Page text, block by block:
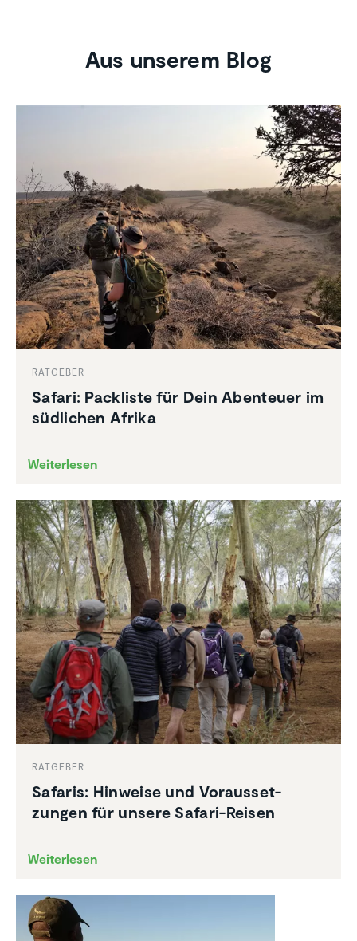
Aus unserem Blog
RATGEBER
Safari: Packliste für Dein Abenteuer im
südlichen Afrika
Weiterlesen
RATGEBER
Safaris: Hinweise und Voraus­set­
zungen für unsere Safari-Reisen
Weiterlesen